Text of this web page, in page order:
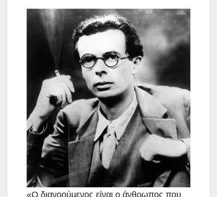
«Ο διανοούμενος είναι ο άνθρωπος που